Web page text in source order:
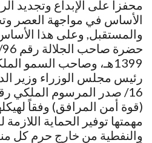
محفزا على الإبداع وتجديد
الأساس في مواجهة العصر
والمستقبل, وعلى هذا
1399هـ، وصاحب السمو
(قوة أمن المرافق) وفقاً
مهمتها توفير الحماية
والنفطية من خارج حرم كل